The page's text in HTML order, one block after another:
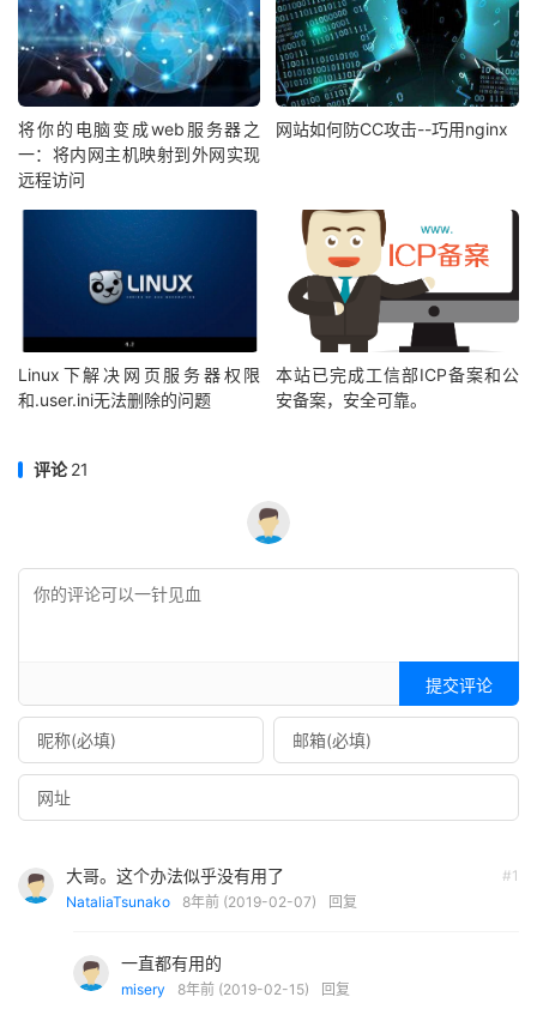
将你的电脑变成web服务器之
一：将内网主机映射到外网实现
远程访问
网站如何防CC攻击--巧用nginx
Linux下解决网页服务器权限
和.user.ini无法删除的问题
本站已完成工信部ICP备案和公
安备案，安全可靠。
评论21
提交评论
#1
大哥。这个办法似乎没有用了
NataliaTsunako 8年前 (2019-02-07) 回复
一直都有用的
misery 8年前 (2019-02-15) 回复